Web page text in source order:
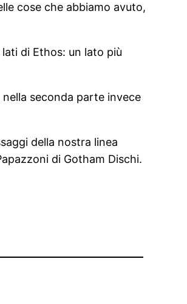
cose che abbiamo avuto,
di Ethos: un lato più
seconda parte invece
della nostra linea
di Gotham Dischi.